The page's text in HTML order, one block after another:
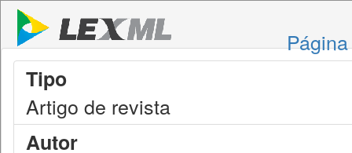
Tipo
Artigo de revista
Autor